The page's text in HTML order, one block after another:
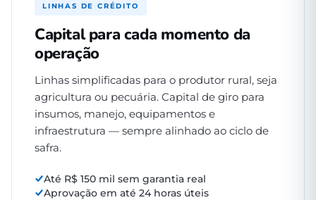
LINHAS DE CRÉDITO
Capital para cada momento da
operação
Linhas simplificadas para o produtor rural, seja
agricultura ou pecuária. Capital de giro para
insumos, manejo, equipamentos e
infraestrutura — sempre alinhado ao ciclo de
safra.
Até R$ 150 mil sem garantia real
Aprovação em até 24 horas úteis